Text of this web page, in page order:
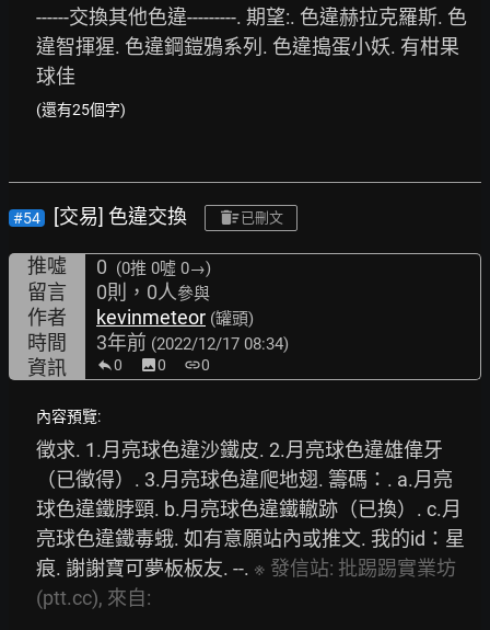
------交換其他色違---------. 期望:. 色違赫拉克羅斯. 色
違智揮猩. 色違鋼鎧鴉系列. 色違搗蛋小妖. 有柑果
球佳
(還有25個字)
#54 [交易] 色違交換 已刪文
推噓 0 (0推 0噓 0→)
留言 0則，0人參與
作者 kevinmeteor (罐頭)
時間 3年前 (2022/12/17 08:34)
資訊 0 image0 link0
內容預覽:
徵求. 1.月亮球色違沙鐵皮. 2.月亮球色違雄偉牙
（已徵得）. 3.月亮球色違爬地翅. 籌碼：. a.月亮
球色違鐵脖頸. b.月亮球色違鐵轍跡（已換）. c.月
亮球色違鐵毒蛾. 如有意願站內或推文. 我的id：星
痕. 謝謝寶可夢板板友. --. ※ 發信站: 批踢踢實業坊
(ptt.cc), 來自: